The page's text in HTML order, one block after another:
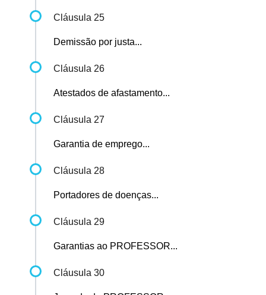
Cláusula 25
Demissão por justa...
Cláusula 26
Atestados de afastamento...
Cláusula 27
Garantia de emprego...
Cláusula 28
Portadores de doenças...
Cláusula 29
Garantias ao PROFESSOR...
Cláusula 30